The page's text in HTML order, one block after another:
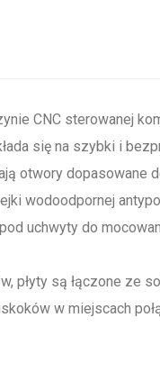
CNC sterowanej
się na szybki i
otwory dopasowane
wodoodpornej
uchwyty do
płyty są łączone ze
w miejscach